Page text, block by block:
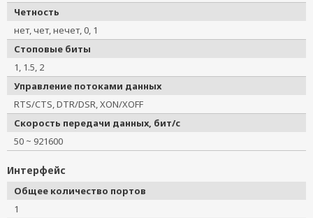
Четность
нет, чет, нечет, 0, 1
Стоповые биты
1, 1.5, 2
Управление потоками данных
RTS/CTS, DTR/DSR, XON/XOFF
Скорость передачи данных, бит/с
50 ~ 921600
Интерфейс
Общее количество портов
1